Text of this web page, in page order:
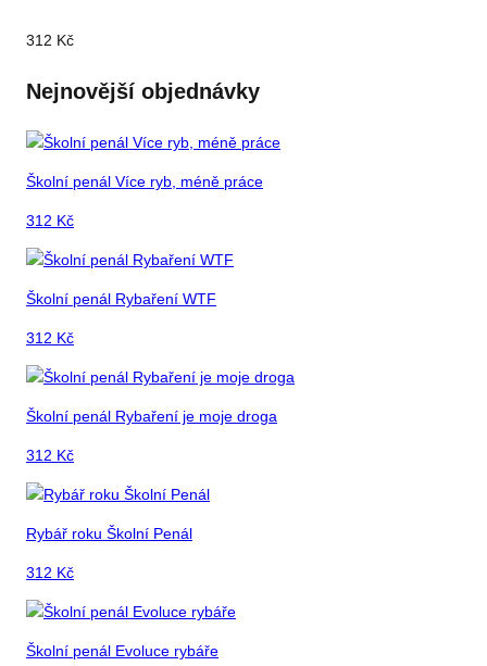
312 Kč
Nejnovější objednávky
Školní penál Více ryb, méně práce
312 Kč
Školní penál Rybaření WTF
312 Kč
Školní penál Rybaření je moje droga
312 Kč
Rybář roku Školní Penál
312 Kč
Školní penál Evoluce rybáře